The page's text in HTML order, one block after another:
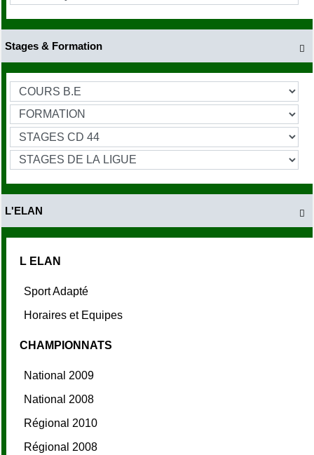

Stages & Formation

L'ELAN
L ELAN
Sport Adapté
Horaires et Equipes
CHAMPIONNATS
National 2009
National 2008
Régional 2010
Régional 2008